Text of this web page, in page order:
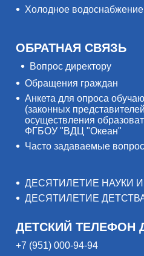
Холодное водоснабжение
ОБРАТНАЯ СВЯЗЬ
Вопрос директору
Обращения граждан
Анкета для опроса
(законных
осуществления
ФГБОУ "ВДЦ "Океан"
Часто задаваемые
ДЕСЯТИЛЕТИЕ НАУКИ
ДЕСЯТИЛЕТИЕ
ДЕТСКИЙ ТЕЛЕФОН
+7 (951) 000-94-94